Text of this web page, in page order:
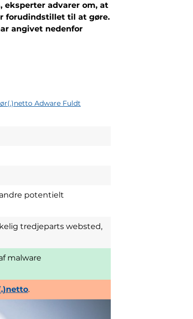
eksperter advarer om, at
forudindstillet til at gøre.
angivet nedenfor
Adware Fuldt
potentielt
tredjeparts websted,
malware
.